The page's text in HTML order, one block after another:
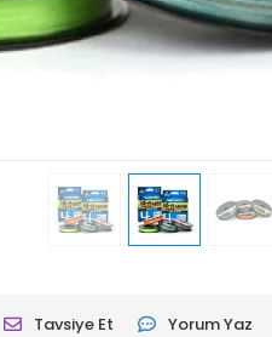
Tavsiye Et Yorum Yaz